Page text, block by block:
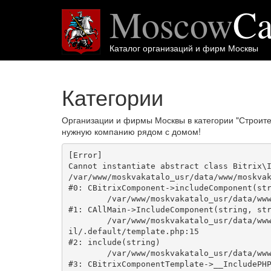
Moscow
Каталог организаций и фирм Москвы
Категории
Организации и фирмы Москвы в категории
нужную компанию рядом с домом!
[Error]
Cannot instantiate abstract class
/var/www/moskvakatalo_usr/data/www/
#0: CBitrixComponent-
#1: CAllMain->IncludeComponent(string,
il/.default/template.php:15
#2: include(string)
#3: CBitrixComponentTemplate-